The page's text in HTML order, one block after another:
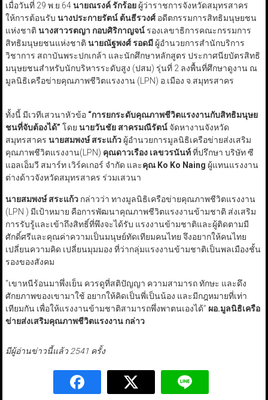
เมื่อวันที่ 29 พ.ย.64นายณรงค์ รักร้อยผู้ว่าราชการจังหวัดสมุทรสาคร
ให้การต้อนรับ นางประกายรัตน์ ต้นธีรวงศ์อดีตกรรมการสิทธิมนุษยชน
แห่งชาติ นางสาวรตญา กอบศิริกาญจน์รองเลขาธิการคณะกรรมการ
สิทธิมนุษยชนแห่งชาติ นายณัฐพงศ์ รอดมีผู้อำนวยการสำนักบริการ
วิชาการ สถาบันพระปกเกล้า และนักศึกษาหลักสูตร ประกาศนียบัตรสิทธิ
มนุษยชนสำหรับนักบริหารระดับสูง (ปสม) รุ่นที่ 2 ลงพื้นที่ศึกษาดูงาน ณ
มูลนิธิเครือข่ายคุณภาพชีวิตแรงงาน (LPN) อ.เมือง จ.สมุทรสาคร
ทั้งนี้ มีเวทีเสวนาหัวข้อ “การยกระดับคุณภาพชีวิตแรงงานกับสิทธิมนุษย
ชนที่จับต้องได้” โดย นายวันชัย สาครมณีรัตน์จัดหางานจังหวัด
สมุทรสาคร นายสมพงษ์ สระแก้วผู้อำนวยการมูลนิธิเครือข่ายส่งเสริม
คุณภาพชีวิตแรงงาน(LPN) คุณดาวเรือง เลขวรนันท์ที่ปรึกษา บริษัท ซี
แอลเอ็มวี สมาร์ท เวิร์คเกอร์ จำกัด และคุณ Ko Ko Naing ผู้แทนแรงงาน
ต่างด้าวจังหวัดสมุทรสาคร ร่วมเสวนา
นายสมพงษ์ สระแก้วกล่าวว่า ทางมูลนิธิเครือข่ายคุณภาพชีวิตแรงงาน
(LPN ) มีเป้าหมาย คือการพัฒนาคุณภาพชีวิตแรงงานข้ามชาติ ส่งเสริม
การรับรู้และเข้าถึงสิทธิ์ที่พึงจะได้รับ แรงงานข้ามชาติและผู้ติดตามมี
ศักดิ์ศรีและคุณค่าความเป็นมนุษย์ทัดเทียมคนไทย จึงอยากให้คนไทย
เปลี่ยนความคิด เปลี่ยนมุมมอง ที่ว่ากลุ่มแรงงานข้ามชาติเป็นพลเมืองชั้น
รองของสังคม
“เขาหนีร้อนมาพึ่งเย็น ควรดูที่สติปัญญา ความสามารถ ทักษะ และดึง
ศักยภาพของเขามาใช้ อยากให้คิดเป็นพี่เป็นน้อง และมีกฎหมายที่เท่า
เทียมกัน เพื่อให้แรงงานข้ามชาติสามารถพึ่งพาตนเองได้” ผอ.มูลนิธิเครือ
ข่ายส่งเสริมคุณภาพชีวิตแรงงาน กล่าว
มีผู้อ่านข่าวนี้แล้ว 2541 ครั้ง